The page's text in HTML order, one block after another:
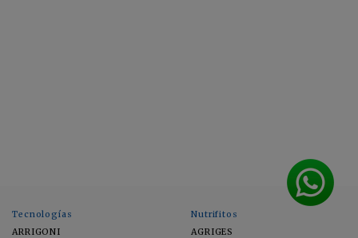
Tecnologías
ARRIGONI
Nutrifitos
AGRIGES